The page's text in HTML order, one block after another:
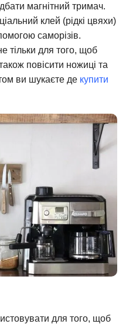
магнітний тримач.
клей (рідкі цвяхи)
саморізів.
тільки для того, щоб
повісити ножиці та
ви шукаєте де купити
для того, щоб